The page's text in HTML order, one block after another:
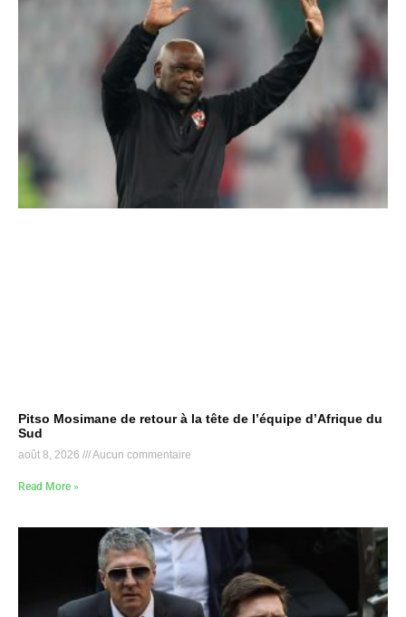
Pitso Mosimane de retour à la tête de l’équipe d’Afrique du
Sud
août 8, 2026 Aucun commentaire
Read More »